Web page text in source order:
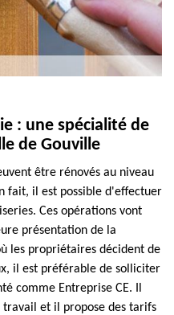
: une spécialité de
de Gouville
être rénovés au niveau
fait, il est possible d'effectuer
Ces opérations vont
présentation de la
les propriétaires décident de
il est préférable de solliciter
comme Entreprise CE. Il
et il propose des tarifs